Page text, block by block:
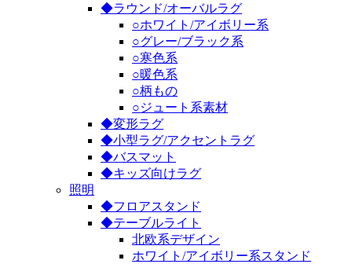
◆ラウンド/オーバルラグ
○ホワイト/アイボリー系
○グレー/ブラック系
○寒色系
○暖色系
○柄もの
○ジュート系素材
◆変形ラグ
◆小型ラグ/アクセントラグ
◆バスマット
◆キッズ向けラグ
照明
◆フロアスタンド
◆テーブルライト
北欧系デザイン
ホワイト/アイボリー系スタンド